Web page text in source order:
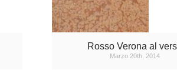
Rosso Verona al
Marzo 20th, 2014